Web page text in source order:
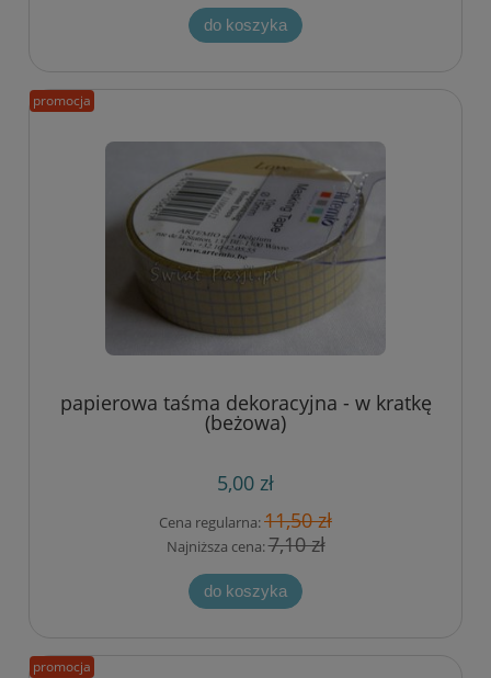
do koszyka
papierowa taśma dekoracyjna - w kratkę
(beżowa)
5,00 zł
Cena regularna:11,50 zł
Najniższa cena:7,10 zł
do koszyka
promocja
promocja